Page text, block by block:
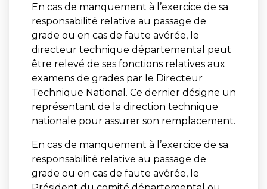
En cas de manquement à l’exercice de sa
responsabilité relative au passage de
grade ou en cas de faute avérée, le
directeur technique départemental peut
être relevé de ses fonctions relatives aux
examens de grades par le Directeur
Technique National. Ce dernier désigne un
représentant de la direction technique
nationale pour assurer son remplacement.
En cas de manquement à l’exercice de sa
responsabilité relative au passage de
grade ou en cas de faute avérée, le